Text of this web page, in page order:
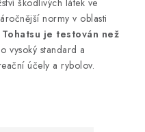
škodlivých látek ve
normy v oblasti
je testován než
vysoký standard a
účely a rybolov.